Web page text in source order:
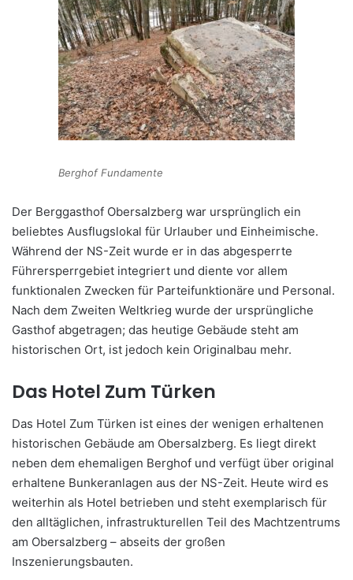
Berghof Fundamente
Der Berggasthof Obersalzberg war ursprünglich ein
beliebtes Ausflugslokal für Urlauber und Einheimische.
Während der NS-Zeit wurde er in das abgesperrte
Führersperrgebiet integriert und diente vor allem
funktionalen Zwecken für Parteifunktionäre und Personal.
Nach dem Zweiten Weltkrieg wurde der ursprüngliche
Gasthof abgetragen; das heutige Gebäude steht am
historischen Ort, ist jedoch kein Originalbau mehr.
Das Hotel Zum Türken
Das Hotel Zum Türken ist eines der wenigen erhaltenen
historischen Gebäude am Obersalzberg. Es liegt direkt
neben dem ehemaligen Berghof und verfügt über original
erhaltene Bunkeranlagen aus der NS-Zeit. Heute wird es
weiterhin als Hotel betrieben und steht exemplarisch für
den alltäglichen, infrastrukturellen Teil des Machtzentrums
am Obersalzberg – abseits der großen
Inszenierungsbauten.